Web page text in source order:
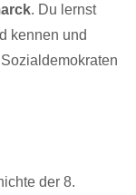
. Du lernst
kennen und
der 8.